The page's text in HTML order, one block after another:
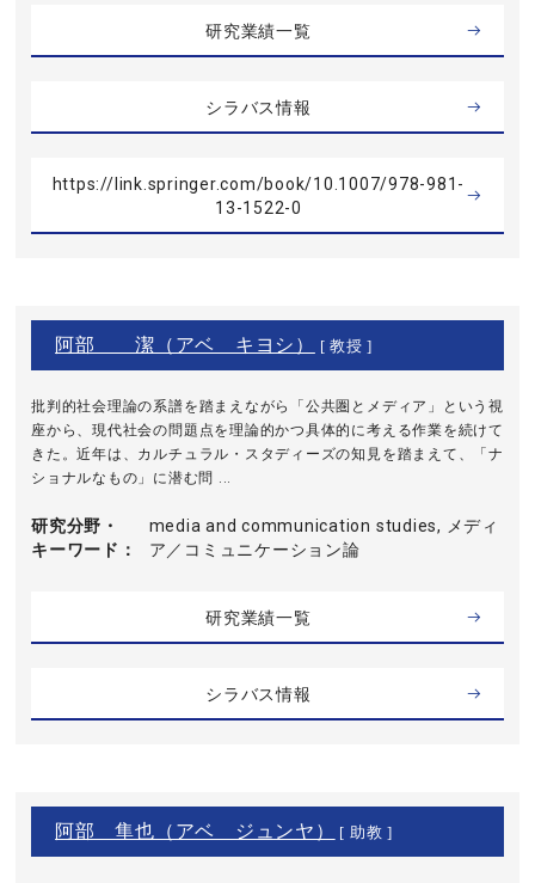
研究業績一覧
シラバス情報
https://link.springer.com/book/10.1007/978-981-
13-1522-0
阿部 潔（アベ キヨシ） [ 教授 ]
批判的社会理論の系譜を踏まえながら「公共圏とメディア」という視
座から、現代社会の問題点を理論的かつ具体的に考える作業を続けて
きた。近年は、カルチュラル・スタディーズの知見を踏まえて、「ナ
ショナルなもの」に潜む問 ...
研究分野・
キーワード
media and communication studies, メディ
ア／コミュニケーション論
研究業績一覧
シラバス情報
阿部 隼也（アベ ジュンヤ） [ 助教 ]